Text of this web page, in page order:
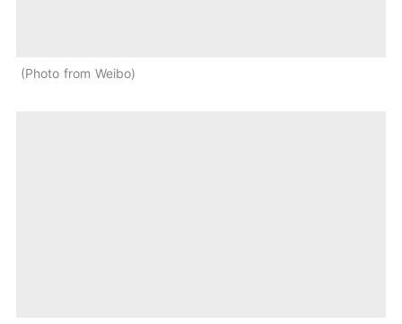
Photo from Weibo